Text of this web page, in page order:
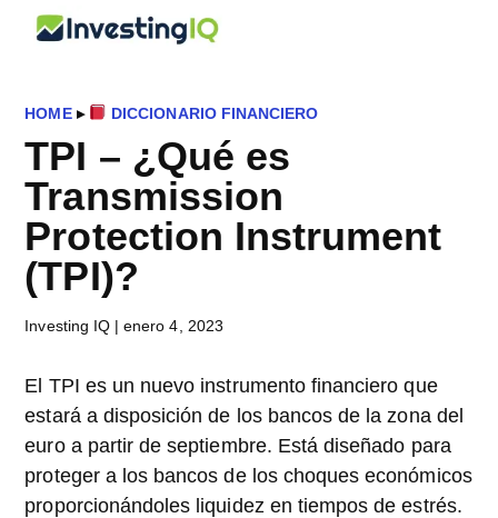
Saltar
principal
Saltar
barra
principal
Saltar
InvestingIQ
Smart
Simple
Investing
Tips
HOME▸ DICCIONARIO FINANCIERO
TPI – ¿Qué es
Transmission
Protection Instrument
(TPI)?
Investing IQ |enero 4, 2023
El TPI es un nuevo instrumento financiero que
estará a disposición de los bancos de la zona del
euro a partir de septiembre. Está diseñado para
proteger a los bancos de los choques económicos
proporcionándoles liquidez en tiempos de estrés.